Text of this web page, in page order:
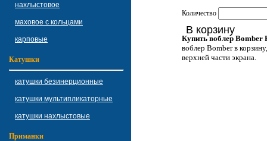
нахлыстовое
маховое с кольцами
карповые
Катушки
катушки безинерционные
катушки мультипликаторные
катушки нахлыстовые
Приманки
Количество
В корзину
Купить воблер Bomber
воблер Bomber в
верхней части экрана.